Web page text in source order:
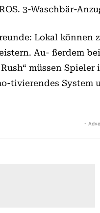
3-Waschbär-
Lokal können
Au- ßerdem
müssen
tivierendes System
-